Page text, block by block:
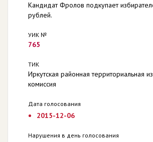
Кандидат Фролов подкупает
рублей.
УИК №
765
ТИК
Иркутская районная территориальная
комиссия
Дата голосования
2015-12-06
Нарушения в день голосования